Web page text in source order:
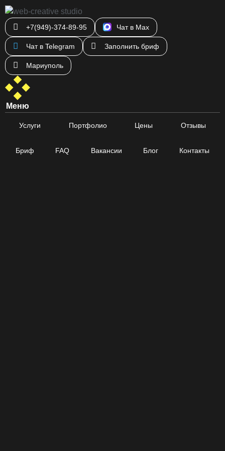
+7(949)-374-89-95 Чат в Max
Чат в Telegram Заполнить бриф
Мариуполь
Меню
Услуги Портфолио Цены Отзывы
Бриф FAQ Вакансии Блог Контакты